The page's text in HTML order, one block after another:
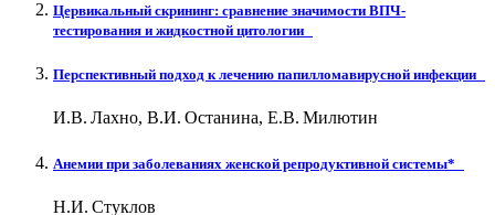
Цервикальный скрининг: сравнение значимости ВПЧ-
тестирования и жидкостной цитологии
Перспективный подход к лечению папилломавирусной инфекции
И.В. Лахно, В.И. Останина, Е.В. Милютин
Анемии при заболеваниях женской репродуктивной системы*
Н.И. Стуклов